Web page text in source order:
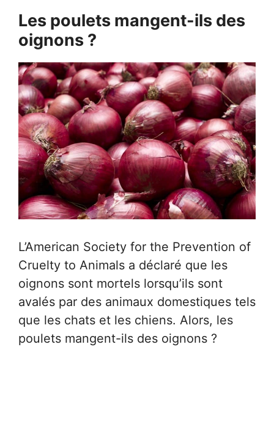
Les poulets mangent-ils des
oignons ?
L’American Society for the Prevention of
Cruelty to Animals a déclaré que les
oignons sont mortels lorsqu’ils sont
avalés par des animaux domestiques tels
que les chats et les chiens. Alors, les
poulets mangent-ils des oignons ?